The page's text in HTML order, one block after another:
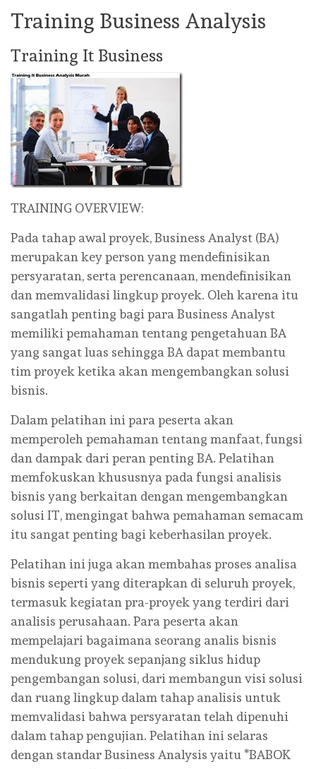
Training Business Analysis
Training It Business
TRAINING OVERVIEW:
Pada tahap awal proyek, Business Analyst (BA)
merupakan key person yang mendefinisikan
persyaratan, serta perencanaan, mendefinisikan
dan memvalidasi lingkup proyek. Oleh karena itu
sangatlah penting bagi para Business Analyst
memiliki pemahaman tentang pengetahuan BA
yang sangat luas sehingga BA dapat membantu
tim proyek ketika akan mengembangkan solusi
bisnis.
Dalam pelatihan ini para peserta akan
memperoleh pemahaman tentang manfaat, fungsi
dan dampak dari peran penting BA. Pelatihan
memfokuskan khususnya pada fungsi analisis
bisnis yang berkaitan dengan mengembangkan
solusi IT, mengingat bahwa pemahaman semacam
itu sangat penting bagi keberhasilan proyek.
Pelatihan ini juga akan membahas proses analisa
bisnis seperti yang diterapkan di seluruh proyek,
termasuk kegiatan pra-proyek yang terdiri dari
analisis perusahaan. Para peserta akan
mempelajari bagaimana seorang analis bisnis
mendukung proyek sepanjang siklus hidup
pengembangan solusi, dari membangun visi solusi
dan ruang lingkup dalam tahap analisis untuk
memvalidasi bahwa persyaratan telah dipenuhi
dalam tahap pengujian. Pelatihan ini selaras
dengan standar Business Analysis yaitu *BABOK